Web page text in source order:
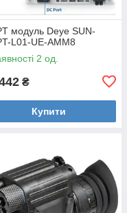
модуль Deye SUN-
L01-UE-AMM8
2 од.
₴
Купити